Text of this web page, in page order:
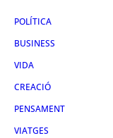
POLÍTICA
BUSINESS
VIDA
CREACIÓ
PENSAMENT
VIATGES